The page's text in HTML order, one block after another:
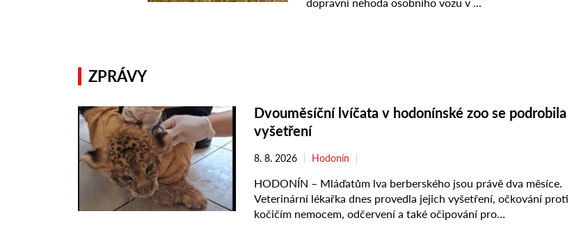
ZPRÁVY
Dvouměsíční lvíčata v hodonínské zoo se podrobila
vyšetření
8. 8. 2026 Hodonín
HODONÍN – Mláďatům lva berberského jsou právě dva měsíce.
Veterinární lékařka dnes provedla jejich vyšetření, očkování proti
kočičím nemocem, odčervení a také očipování pro